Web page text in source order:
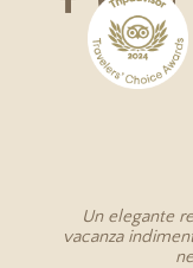
Un elegante
vacanza